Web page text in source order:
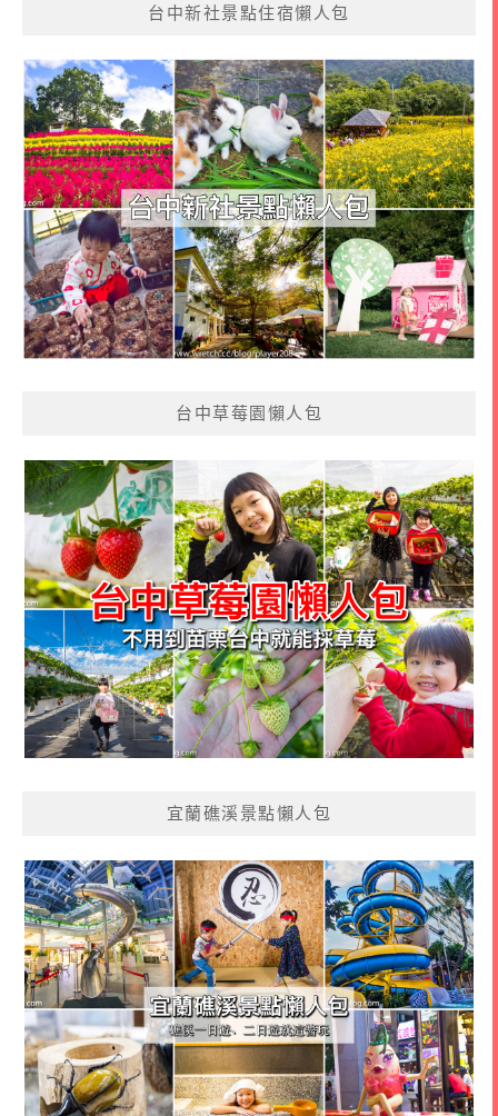
台中新社景點住宿懶人包
台中草莓園懶人包
宜蘭礁溪景點懶人包